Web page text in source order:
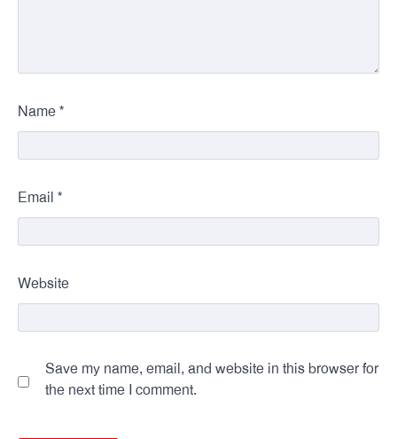
Name *
Email *
Website
Save my name, email, and website in this browser for
the next time I comment.